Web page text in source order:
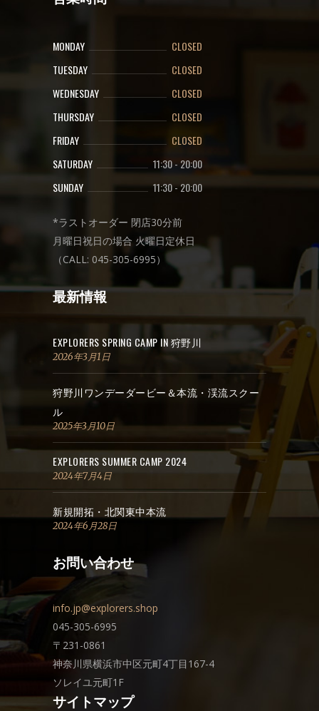
MONDAY
CLOSED
TUESDAY
CLOSED
WEDNESDAY
CLOSED
THURSDAY
CLOSED
FRIDAY
CLOSED
SATURDAY
11:30- 20:00
SUNDAY
11:30-20:00
*ラストオーダー 閉店30分前
月曜日祝日の場合 火曜日定休日
（CALL: 045-305-6995）
最新情報
EXPLORERS SPRING CAMP IN 狩野川
2026年3月1日
狩野川ワンデーダービー＆本流・渓流スクー
ル
2025年3月10日
EXPLORERS SUMMER CAMP 2024
2024年7月4日
新規開拓・北関東中本流
2024年6月28日
お問い合わせ
info.jp@explorers.shop
045-305-6995
〒231-0861
神奈川県横浜市中区元町4丁目167-4
ソレイユ元町1F
サイトマップ